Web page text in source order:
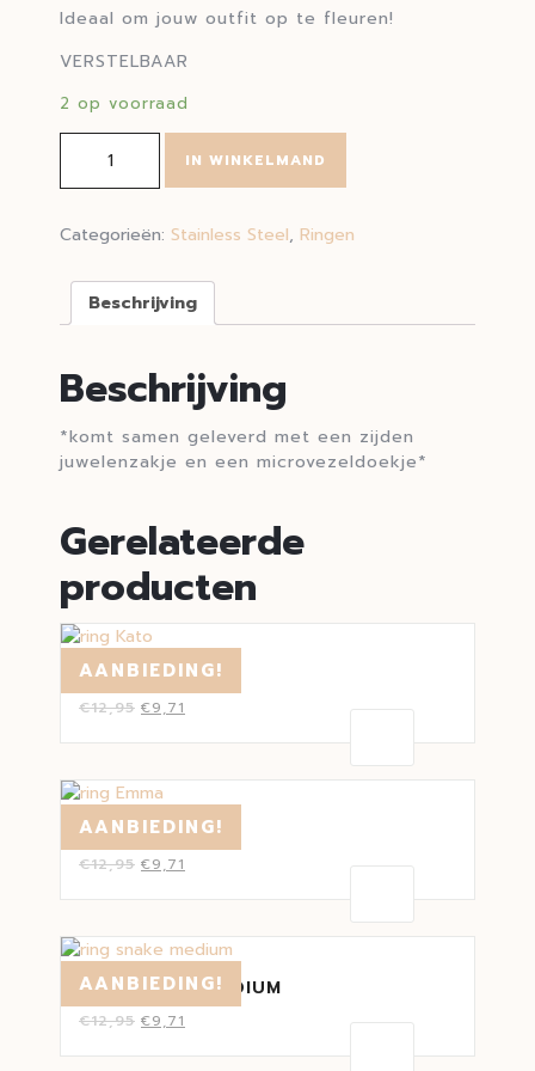
Ideaal om jouw outfit op te fleuren!
VERSTELBAAR
2 op voorraad
IN WINKELMAND
Categorieën: Stainless Steel, Ringen
Beschrijving
Beschrijving
*komt samen geleverd met een zijden
juwelenzakje en een microvezeldoekje*
Gerelateerde
producten
AANBIEDING!
RING KATO
€12,95 €9,71
AANBIEDING!
RING EMMA
€12,95 €9,71
AANBIEDING!
RING SNAKE MEDIUM
€12,95 €9,71